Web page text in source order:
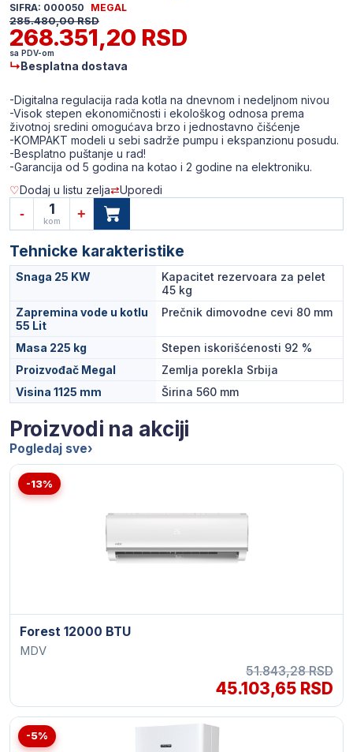
SIFRA: 000050 MEGAL
285.480,00 RSD
268.351,20 RSD
sa PDV-om
↳Besplatna dostava
-Digitalna regulacija rada kotla na dnevnom i nedeljnom nivou
-Visok stepen ekonomičnosti i ekološkog odnosa prema
životnoj sredini omogućava brzo i jednostavno čišćenje
-KOMPAKT modeli u sebi sadrže pumpu i ekspanzionu posudu.
-Besplatno puštanje u rad!
Dodaj u listu zelja
Uporedi
- 1
kom +
Tehnicke karakteristike
Snaga 25 KW
Kapacitet rezervoara za pelet
45 kg
Zapremina vode u kotlu
55 Lit
Prečnik dimovodne cevi 80 mm
Masa 225 kg
Stepen iskorišćenosti 92 %
Proizvođač Megal
Zemlja porekla Srbija
Visina 1125 mm
Širina 560 mm
Proizvodi na akciji
Pogledaj sve›
-13%
Forest 12000 BTU
MDV
51.843,28 RSD
45.103,65 RSD
-5%